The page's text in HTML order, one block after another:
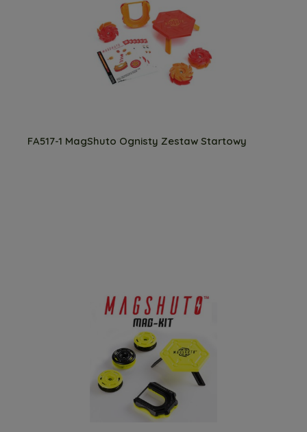
FA517-1 MagShuto Ognisty Zestaw Startowy